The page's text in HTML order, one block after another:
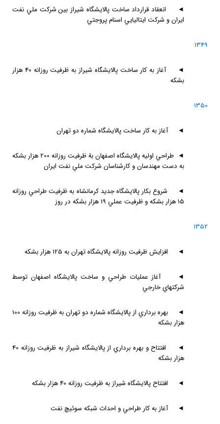
◄ انعقاد قرارداد ساخت پالايشگاه شيراز بين شركت ملي نفت
ايران و شركت ايتاليايي اسنام پروجتي
1349
◄
آغاز به كار ساخت پالايشگاه شيراز به ظرفيت روزانه 40 هزار
بشكه
1350
◄آغاز به كار ساخت پالايشگاه شماره دو تهران
◄
طراحي اوليه پالايشگاه اصفهان بة ظرفيت روزانه 200 هزار بشكه
به دست مهندسان و كارشناسان شركت ملي نفت ايران
◄ شروع بكار پالايشگاه جديد كرمانشاه به ظرفيت طراحي روزانه
15 هزار بشكه و ظرفيت عملي 19 هزار بشكه در روز
1352
◄ افزايش ظرفيت روزانه پالايشگاه تهران به 125 هزار بشكه
◄آغاز عمليات طراحي و ساخت پالايشگاه اصفهان توسط
شركتهاي خارجي
◄
بهره برداري از پالايشگاه شماره دو تهران به ظرفيت روزانه 100
هزار بشكه
◄
افتتاح و بهره برداري از پالايشگاه شيراز به ظرفيت روزانه 40
هزار بشكه
◄ افتتاح پالايشگاه شيراز به ظرفيت روزانه 40 هزار بشكه
◄آغاز به كار طراحي و احداث شبكه سوئيچ نفت